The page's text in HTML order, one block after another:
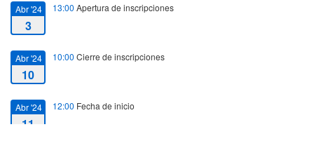
Abr '24
3
13:00 Apertura de inscripciones
Abr '24
10
10:00 Cierre de inscripciones
Abr '24
11
12:00 Fecha de inicio